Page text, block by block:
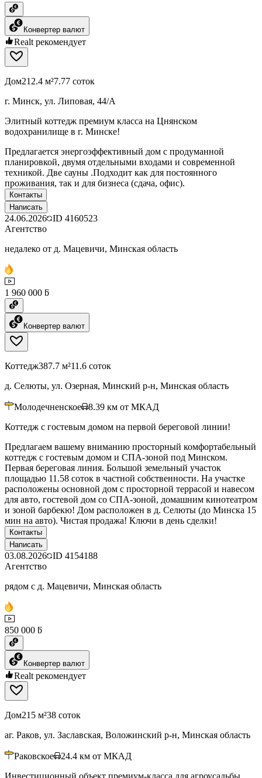
Конвертер валют
Realt рекомендует
Дом212.4 м²7.77 соток
г. Минск, ул. Липовая, 44/А
Элитный коттедж премиум класса на Цнянском
водохранилище в г. Минске!
Предлагается энергоэффективный дом с продуманной
планировкой, двумя отдельными входами и современной
техникой. Две сауны .Подходит как для постоянного
проживания, так и для бизнеса (сдача, офис).
Контакты
Написать
24.06.2026 ID 4160523
Агентство
недалеко от д. Мацевичи, Минская область
1 960 000 ƃ
Конвертер валют
Коттедж387.7 м²11.6 соток
д. Селюты, ул. Озерная, Минский р-н, Минская область
Молодечненское 8.39 км от МКАД
Коттедж с гостевым домом на первой береговой линии!
Предлагаем вашему вниманию просторный комфортабельный
коттедж с гостевым домом и СПА-зоной под Минском.
Первая береговая линия. Большой земельный участок
площадью 11.58 соток в частной собственности. На участке
расположены основной дом с просторной террасой и навесом
для авто, гостевой дом со СПА-зоной, домашним кинотеатром
и зоной барбекю! Дом расположен в д. Селюты (до Минска 15
мин на авто). Чистая продажа! Ключи в день сделки!
Контакты
Написать
03.08.2026 ID 4154188
Агентство
рядом с д. Мацевичи, Минская область
850 000 ƃ
Конвертер валют
Realt рекомендует
Дом215 м²38 соток
аг. Раков, ул. Заславская, Воложинский р-н, Минская область
Раковское 24.4 км от МКАД
Инвестиционный объект премиум-класса для агроусадьбы,